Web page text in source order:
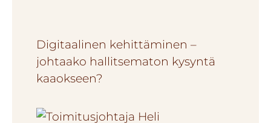
Digitaalinen kehittäminen –
johtaako hallitsematon kysyntä
kaaokseen?